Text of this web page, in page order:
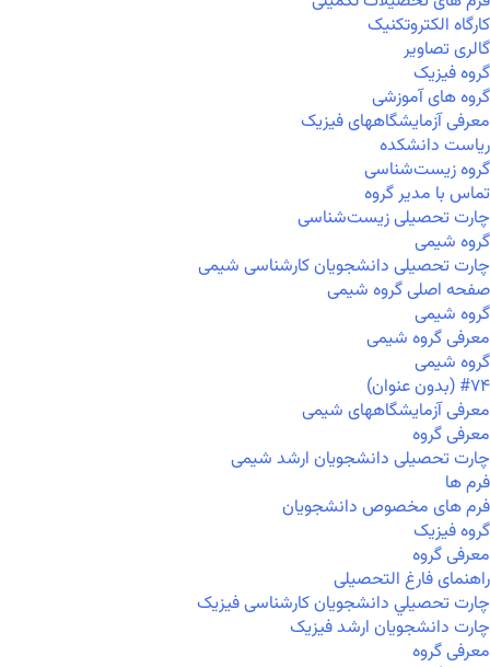
کارگاه الکتروتکنیک
گالری تصاویر
گروه فیزیک
گروه های آموزشی
معرفی آزمایشگاههای فیزیک
ریاست دانشکده
گروه زیست‌شناسی
تماس با مدیر گروه
چارت تحصیلی زیست‌شناسی
گروه شیمی
چارت تحصیلی دانشجویان کارشناسی شیمی
صفحه اصلی گروه شیمی
گروه شیمی
معرفی گروه شیمی
گروه شیمی
#۷۴ (بدون عنوان)
معرفی آزمایشگاههای شیمی
معرفی گروه
چارت تحصیلی دانشجویان ارشد شیمی
فرم ها
فرم های مخصوص دانشجویان
گروه فیزیک
معرفی گروه
راهنمای فارغ التحصیلی
چارت تحصيلي دانشجویان کارشناسی فیزیک
چارت دانشجویان ارشد فیزیک
معرفی گروه